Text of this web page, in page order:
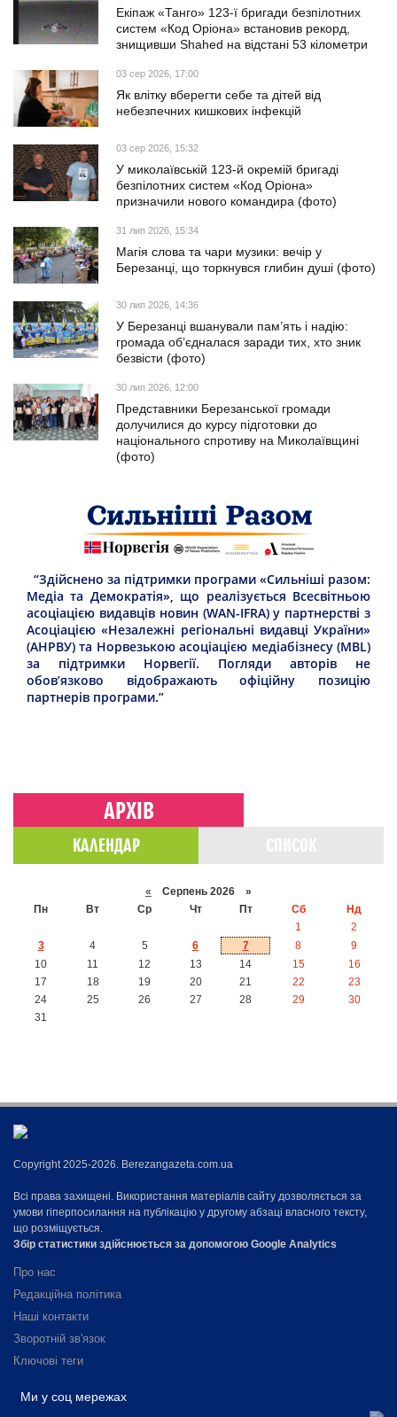
Екіпаж «Танго» 123-ї бригади безпілотних
систем «Код Оріона» встановив рекорд,
знищивши Shahed на відстані 53 кілометри
03 сер 2026, 17:00
Як влітку вберегти себе та дітей від
небезпечних кишкових інфекцій
03 сер 2026, 15:32
У миколаївській 123-й окремій бригаді
безпілотних систем «Код Оріона»
призначили нового командира (фото)
31 лип 2026, 15:34
Магія слова та чари музики: вечір у
Березанці, що торкнувся глибин душі (фото)
30 лип 2026, 14:36
У Березанці вшанували пам’ять і надію:
громада об’єдналася заради тих, хто зник
безвісти (фото)
30 лип 2026, 12:00
Представники Березанської громади
долучилися до курсу підготовки до
національного спротиву на Миколаївщині
(фото)
“Здійснено за підтримки програми «Сильніші разом:
Медіа та Демократія», що реалізується Всесвітньою
асоціацією видавців новин (WAN-IFRA) у партнерстві з
Асоціацією «Незалежні регіональні видавці України»
(АНРВУ) та Норвезькою асоціацією медіабізнесу (MBL)
за підтримки Норвегії. Погляди авторів не
обов’язково відображають офіційну позицію
партнерів програми.”
АРХІВ
КАЛЕНДАР
« Серпень 2026 »
Пн
Вт Ср Чт Пт Сб
Нд
1
2
3
4 5 6 7 8
9
10
11 12 13 14 15
16
17
18 19 20 21 22
23
24
25 26 27 28 29
30
31
Copyright 2025-2026. Berezangazeta.com.ua
Всі права захищені. Використання матеріалів сайту дозволяється за
умови гіперпосилання на публікацію у другому абзаці власного тексту,
що розміщується.
Збір статистики здійснюється за допомогою Google Analytics
Про нас
Редакційна політика
Наші контакти
Зворотній зв'язок
Ключові теги
Ми у соц мережах